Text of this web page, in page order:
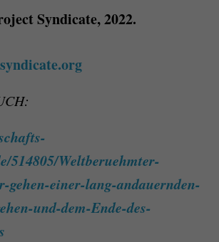
Syndicate, 2022.
514805/Weltberuehmter-
gehen-einer-lang-andauernden-
und-dem-Ende-des-